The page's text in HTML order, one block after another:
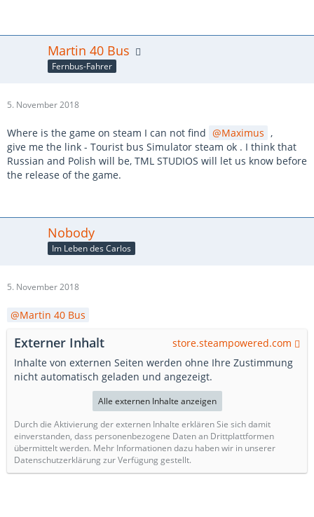
Martin 40 Bus
Fernbus-Fahrer
5. November 2018
Where is the game on steam I can not find Maximus ,
give me the link - Tourist bus Simulator steam ok . I think that
Russian and Polish will be, TML STUDIOS will let us know before
the release of the game.
Nobody
Im Leben des Carlos
5. November 2018
Martin 40 Bus
Externer Inhalt
store.steampowered.com
Inhalte von externen Seiten werden ohne Ihre Zustimmung
nicht automatisch geladen und angezeigt.
Alle externen Inhalte anzeigen
Durch die Aktivierung der externen Inhalte erklären Sie sich damit
einverstanden, dass personenbezogene Daten an Drittplattformen
übermittelt werden. Mehr Informationen dazu haben wir in unserer
Datenschutzerklärung zur Verfügung gestellt.